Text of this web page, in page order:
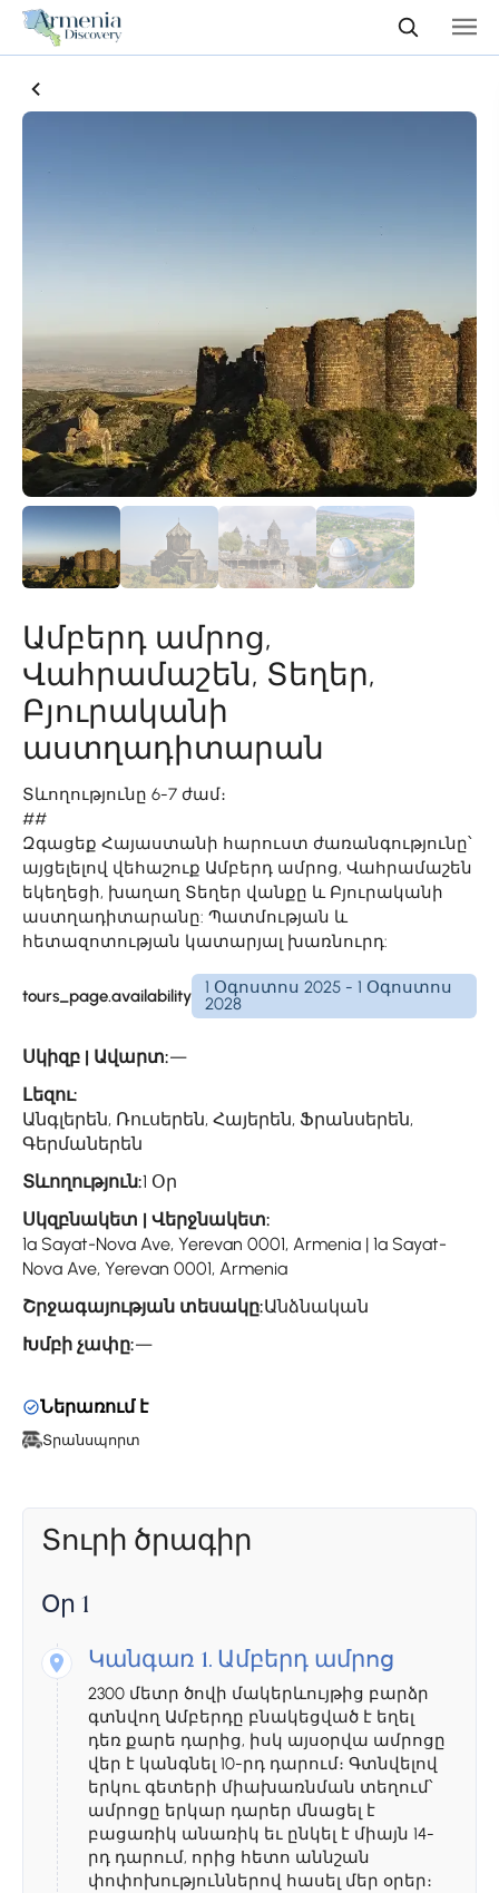
Ամբերդ ամրոց,
Վահրամաշեն, Տեղեր,
Բյուրականի
աստղադիտարան
Տևողությունը 6-7 ժամ։
##
Զգացեք Հայաստանի հարուստ ժառանգությունը՝
այցելելով վեհաշուք Ամբերդ ամրոց, Վահրամաշեն
եկեղեցի, խաղաղ Տեղեր վանքը և Բյուրականի
աստղադիտարանը: Պատմության և
հետազոտության կատարյալ խառնուրդ:
tours_page.availability
1 Օգոստոս 2025 - 1 Օգոստոս
2028
Սկիզբ | Ավարտ:—
Լեզու:
Անգլերեն, Ռուսերեն, Հայերեն, Ֆրանսերեն,
Գերմաներեն
Տևողություն:1 Օր
Սկզբնակետ | Վերջնակետ:
1a Sayat-Nova Ave, Yerevan 0001, Armenia | 1a Sayat-
Nova Ave, Yerevan 0001, Armenia
Շրջագայության տեսակը:Անձնական
Խմբի չափը:—
Ներառում է
Տրանսպորտ
Տուրի ծրագիր
Օր 1
Կանգառ 1. Ամբերդ ամրոց
2300 մետր ծովի մակերևույթից բարձր
գտնվող Ամբերդը բնակեցված է եղել
դեռ քարե դարից, իսկ այսօրվա ամրոցը
վեր է կանգնել 10-րդ դարում։ Գտնվելով
երկու գետերի միախառնման տեղում՝
ամրոցը երկար դարեր մնացել է
բացառիկ անառիկ եւ ընկել է միայն 14-
րդ դարում, որից հետո աննշան
փոփոխություններով հասել մեր օրեր։